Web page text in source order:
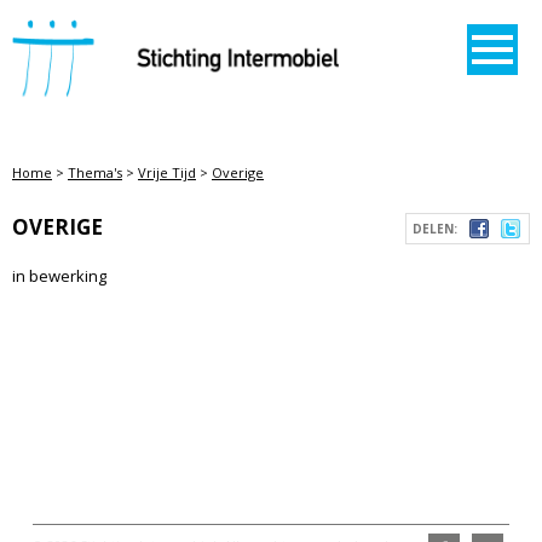
STICHTING INTERMOBIEL
Home > Thema's > Vrije Tijd > Overige
DELEN:
OVERIGE
in bewerking